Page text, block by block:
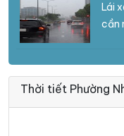
Lái
cần
Thời tiết Phường